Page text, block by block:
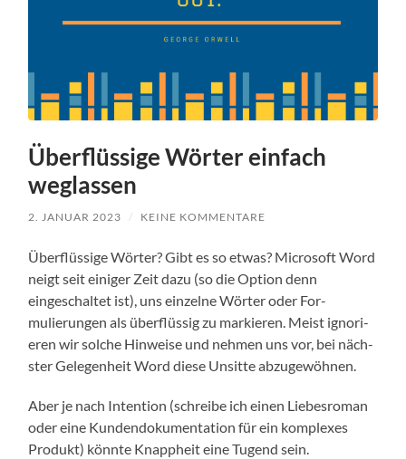
Überflüssige Wörter einfach
weglassen
2. JANUAR 2023 / KEINE KOMMENTARE
Über­flüs­sige Wörter? Gibt es so etwas? Microsoft Word
neigt seit einiger Zeit dazu (so die Option denn
eingeschal­tet ist), uns einzelne Wörter oder For­
mulierun­gen als über­flüs­sig zu markieren. Meist ignori­
eren wir solche Hin­weise und nehmen uns vor, bei näch­
ster Gele­gen­heit Word diese Unsitte abzugewöh­nen.
Aber je nach Inten­tion (schreibe ich einen Liebesro­man
oder eine Kun­den­doku­men­ta­tion für ein kom­plex­es
Pro­dukt) kön­nte Knap­pheit eine Tugend sein.